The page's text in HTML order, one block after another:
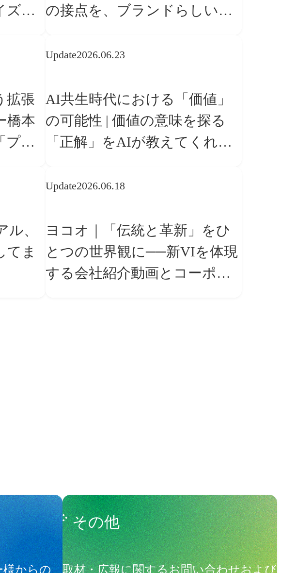
ズと
の接点を、ブランドらしい
拡張
橋本
プロ
Update2026.06.23
AI共生時代における「価値」
の可能性 | 価値の意味を探る
「正解」をAIが教えてくれる
、
てま
Update2026.06.18
ヨコオ｜「伝統と革新」をひ
とつの世界観に──新VIを体現
する会社紹介動画とコーポレ
様からの
その他
取材・広報に関するお問い合わせおよび